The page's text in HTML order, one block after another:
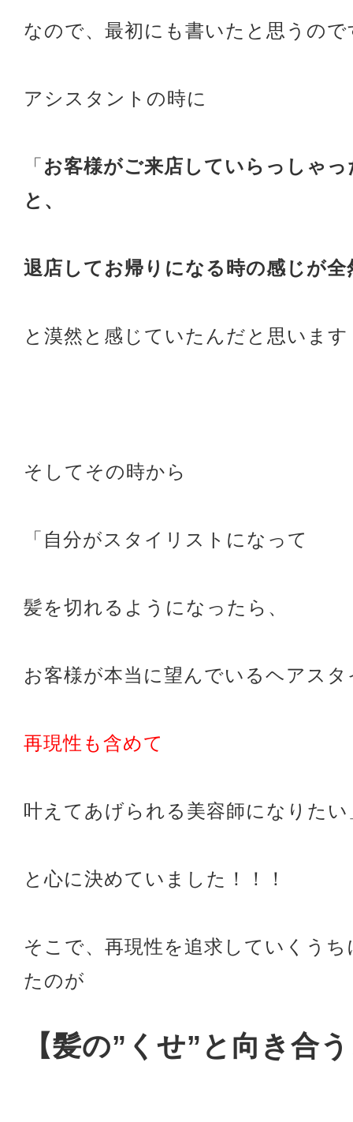
なので、最初にも書いたと思うので
アシスタントの時に
「 お客様がご来店していらっしゃ
と、
退店してお帰りになる時の感じが全
と漠然と感じていたんだと思います
そしてその時から
「自分がスタイリストになって
髪を切れるようになったら、
お客様が本当に望んでいるヘアス
再現性も含めて
叶えてあげられる美容師になりたい
と心に決めていました！！！
そこで、再現性を追求していくう
たのが
【髪の”くせ”と向き合